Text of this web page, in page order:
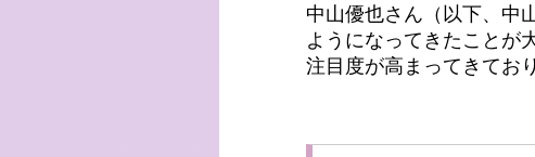
中山優也さん（以下、中
ようになってきたことが
注目度が高まってきてお